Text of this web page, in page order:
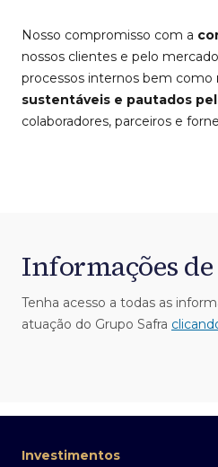
Nosso compromisso com a
nossos clientes e pelo
processos internos bem como
sustentáveis e pautados
colaboradores, parceiros e
Informações
Tenha acesso a todas as
atuação do Grupo Safra
Investimentos